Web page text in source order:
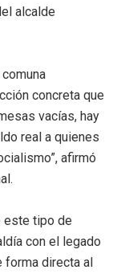
alcalde
concreta que
vacías, hay
real a quienes
afirmó
este tipo de
con el legado
forma directa al